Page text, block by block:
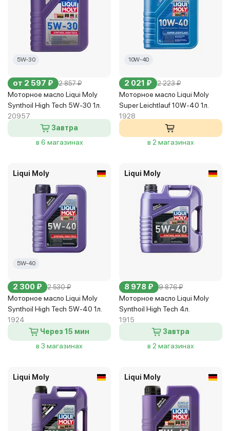
5W-30
от 2 597 ₽ 2 857 ₽
Моторное масло Liqui Moly
Synthoil High Tech 5W-30 1л.
20957
Завтра
в 6 магазинах
10W-40
2 021 ₽ 2 223 ₽
Моторное масло Liqui Moly
Super Leichtlauf 10W-40 1л.
1928
в 2 магазинах
Liqui Moly
5W-40
2 300 ₽ 2 530 ₽
Моторное масло Liqui Moly
Synthoil High Tech 5W-40 1л.
1924
Через 15 мин
в 3 магазинах
Liqui Moly
8 978 ₽ 9 876 ₽
Моторное масло Liqui Moly
Synthoil High Tech 4л.
1915
Завтра
в 2 магазинах
Liqui Moly Liqui Moly